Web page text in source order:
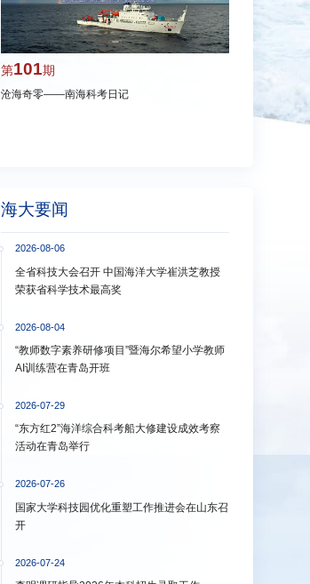
第101期
沧海奇零——南海科考日记
洋大学多措并
海大要闻
2026-08-06
全省科技大会召开 中国海洋大学崔洪芝教授
荣获省科学技术最高奖
2026-08-04
“教师数字素养研修项目”暨海尔希望小学教师
AI训练营在青岛开班
2026-07-29
“东方红2”海洋综合科考船大修建设成效考察
活动在青岛举行
2026-07-26
国家大学科技园优化重塑工作推进会在山东召
开
2026-07-24